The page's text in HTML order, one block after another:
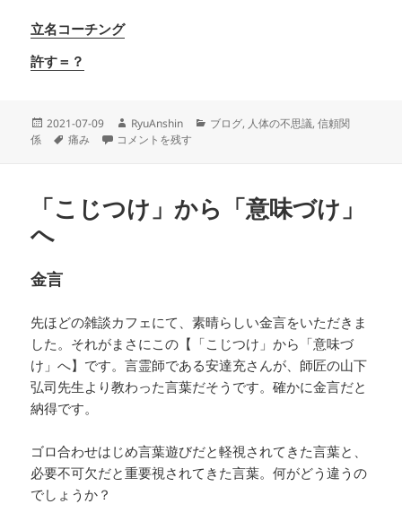
立名コーチング
許す＝？
投
稿
2021-07-09
作
成
RyuAnshin
カ
ブログ, 人体の不思議,信頼関
係
タ
痛み 体の言い分 に
コメントを残す
「こじつけ」から「意味づけ」
へ
金言
先ほどの雑談カフェにて、素晴らしい金言をいただきま
した。それがまさにこの【「こじつけ」から「意味づ
け」へ】です。言霊師である安達充さんが、師匠の山下
弘司先生より教わった言葉だそうです。確かに金言だと
納得です。
ゴロ合わせはじめ言葉遊びだと軽視されてきた言葉と、
必要不可欠だと重要視されてきた言葉。何がどう違うの
でしょうか？